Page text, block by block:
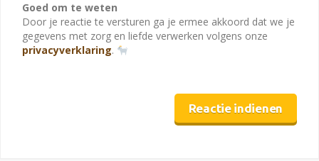
Goed om te weten
Door je reactie te versturen ga je ermee akkoord dat we je
gegevens met zorg en liefde verwerken volgens onze
privacyverklaring.